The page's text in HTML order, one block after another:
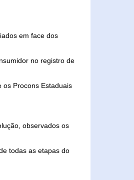
em face dos
no registro de
os Procons Estaduais
observados os
todas as etapas do